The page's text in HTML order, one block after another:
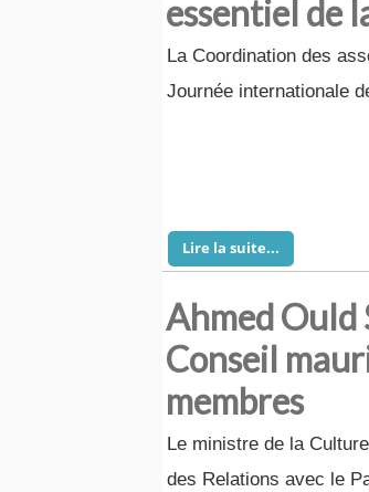
essentiel de
La Coordination des
Journée internationale
Lire la suite...
Ahmed Ould
Conseil
membres
Le ministre de la
des Relations avec le